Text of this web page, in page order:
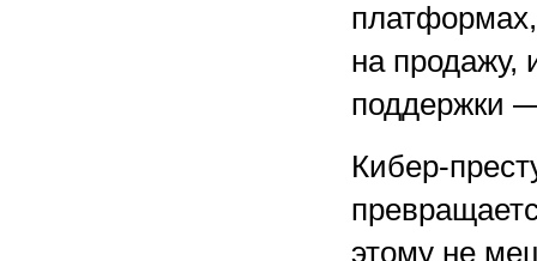
на продажу,
поддержки
Кибер-
этому не